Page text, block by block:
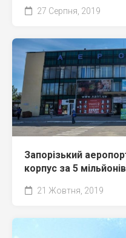
27 Серпня, 2019
Запорізький
корпус за 5 мільйонів
21 Жовтня, 2019